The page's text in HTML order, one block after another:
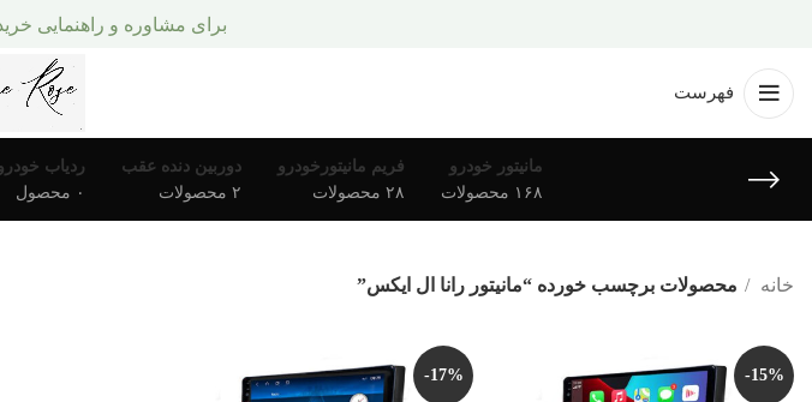
فهرست
مانیتور خودرو
۱۶۸ محصولات
فریم مانیتورخودرو
۲۸ محصولات
دوربین دنده عقب
۲ محصولات
ردیاب
۰ محصول
خانه محصولات برچسب خورده “مانیتور رانا ال ایکس”
-15%
-17%
برای مشاوره و راهنمایی خرید تماس